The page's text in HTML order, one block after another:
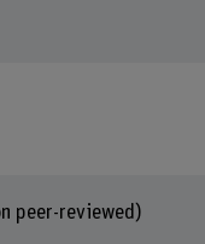
peer-reviewed)